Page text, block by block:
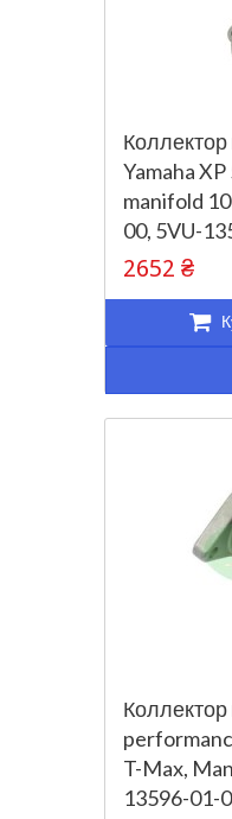
Коллектор
Yamaha
manifold
00, 5VU-
2652 ₴
Коллектор
T-Max,
13596-01-